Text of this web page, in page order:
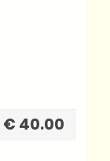
€ 40.00